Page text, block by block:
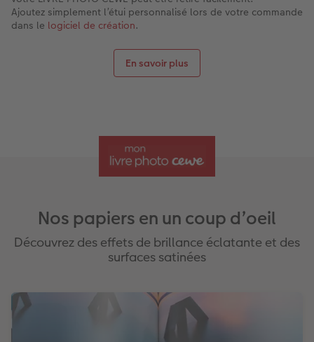
Ajoutez simplement l’étui personnalisé lors de votre commande
dans le logiciel de création.
En savoir plus
Nos papiers en un coup d’oeil
Découvrez des effets de brillance éclatante et des
surfaces satinées